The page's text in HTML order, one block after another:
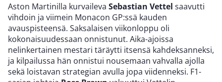
Aston Martinilla kurvaileva Sebastian Vettel saavutti
vihdoin ja viimein Monacon GP:ssä kauden
avauspisteensä. Saksalaisen viikonloppu oli
kokonaisuudessaan onnistunut. Aika-ajoissa
nelinkertainen mestari täräytti itsensä kahdeksanneksi,
ja kilpailussa hän onnistui nousemaan vahvalla ajolla
sekä loistavan strategian avulla jopa viidenneksi. F1-